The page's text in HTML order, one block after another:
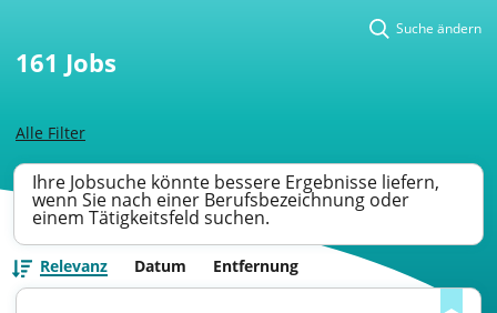
Alle Filter
Suche ändern
161 Jobs
Ihre Jobsuche könnte bessere Ergebnisse liefern,
wenn Sie nach einer Berufsbezeichnung oder
einem Tätigkeitsfeld suchen.
Relevanz Datum Entfernung